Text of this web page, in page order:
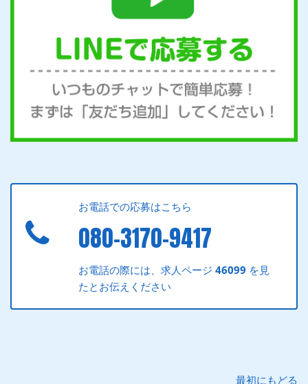
お電話での応募はこちら
080-3170-9417
お電話の際には、求人ページ46099 を見
たとお伝えください
最初にもどる